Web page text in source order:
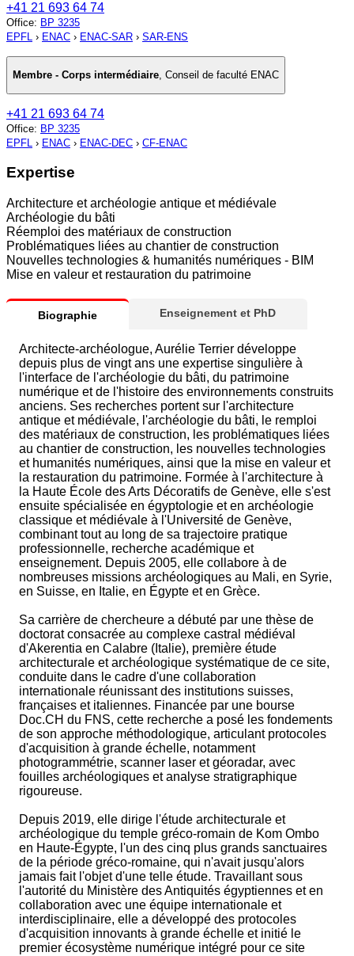
+41 21 693 64 74
Office: BP 3235
EPFL › ENAC › ENAC-SAR › SAR-ENS
Membre - Corps intermédiaire, Conseil de faculté ENAC
+41 21 693 64 74
Office: BP 3235
EPFL › ENAC › ENAC-DEC › CF-ENAC
Expertise
Architecture et archéologie antique et médiévale
Archéologie du bâti
Réemploi des matériaux de construction
Problématiques liées au chantier de construction
Nouvelles technologies & humanités numériques - BIM
Mise en valeur et restauration du patrimoine
Biographie Enseignement et PhD
Architecte-archéologue, Aurélie Terrier développe
depuis plus de vingt ans une expertise singulière à
l'interface de l'archéologie du bâti, du patrimoine
numérique et de l'histoire des environnements construits
anciens. Ses recherches portent sur l'architecture
antique et médiévale, l'archéologie du bâti, le remploi
des matériaux de construction, les problématiques liées
au chantier de construction, les nouvelles technologies
et humanités numériques, ainsi que la mise en valeur et
la restauration du patrimoine. Formée à l'architecture à
la Haute École des Arts Décoratifs de Genève, elle s'est
ensuite spécialisée en égyptologie et en archéologie
classique et médiévale à l'Université de Genève,
combinant tout au long de sa trajectoire pratique
professionnelle, recherche académique et
enseignement. Depuis 2005, elle collabore à de
nombreuses missions archéologiques au Mali, en Syrie,
en Suisse, en Italie, en Égypte et en Grèce.
Sa carrière de chercheure a débuté par une thèse de
doctorat consacrée au complexe castral médiéval
d'Akerentia en Calabre (Italie), première étude
architecturale et archéologique systématique de ce site,
conduite dans le cadre d'une collaboration
internationale réunissant des institutions suisses,
françaises et italiennes. Financée par une bourse
Doc.CH du FNS, cette recherche a posé les fondements
de son approche méthodologique, articulant protocoles
d'acquisition à grande échelle, notamment
photogrammétrie, scanner laser et géoradar, avec
fouilles archéologiques et analyse stratigraphique
rigoureuse.
Depuis 2019, elle dirige l'étude architecturale et
archéologique du temple gréco-romain de Kom Ombo
en Haute-Égypte, l'un des cinq plus grands sanctuaires
de la période gréco-romaine, qui n'avait jusqu'alors
jamais fait l'objet d'une telle étude. Travaillant sous
l'autorité du Ministère des Antiquités égyptiennes et en
collaboration avec une équipe internationale et
interdisciplinaire, elle a développé des protocoles
d'acquisition innovants à grande échelle et initié le
premier écosystème numérique intégré pour ce site